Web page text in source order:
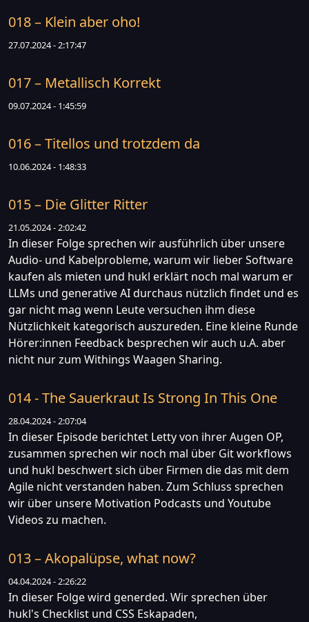
018 – Klein aber oho!
27.07.2024 - 2:17:47
017 – Metallisch Korrekt
09.07.2024 - 1:45:59
016 – Titellos und trotzdem da
10.06.2024 - 1:48:33
015 – Die Glitter Ritter
21.05.2024 - 2:02:42
In dieser Folge sprechen wir ausführlich über unsere
Audio- und Kabelprobleme, warum wir lieber Software
kaufen als mieten und hukl erklärt noch mal warum er
LLMs und generative AI durchaus nützlich findet und es
gar nicht mag wenn Leute versuchen ihm diese
Nützlichkeit kategorisch auszureden. Eine kleine Runde
Hörer:innen Feedback besprechen wir auch u.A. aber
nicht nur zum Withings Waagen Sharing.
014 - The Sauerkraut Is Strong In This One
28.04.2024 - 2:07:04
In dieser Episode berichtet Letty von ihrer Augen OP,
zusammen sprechen wir noch mal über Git workflows
und hukl beschwert sich über Firmen die das mit dem
Agile nicht verstanden haben. Zum Schluss sprechen
wir über unsere Motivation Podcasts und Youtube
Videos zu machen.
013 – Akopalüpse, what now?
04.04.2024 - 2:26:22
In dieser Folge wird generded. Wir sprechen über
hukl's Checklist und CSS Eskapaden,